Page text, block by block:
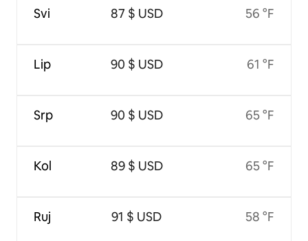
Svi
Lip
Srp
Kol
Ruj
87 $ USD
90 $ USD
90 $ USD
89 $ USD
91 $ USD
56 °F
61 °F
65 °F
65 °F
58 °F